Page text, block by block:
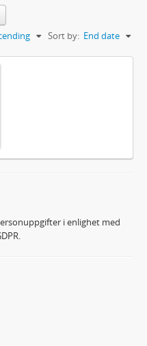
Sort by: End date
i enlighet med